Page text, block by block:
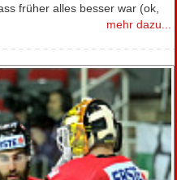
früher alles besser war (ok,
mehr dazu...